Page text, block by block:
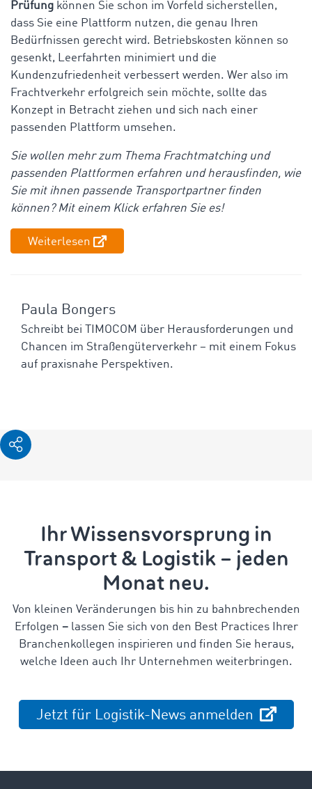
Prüfung können Sie schon im Vorfeld sicherstellen,
dass Sie eine Plattform nutzen, die genau Ihren
Bedürfnissen gerecht wird. Betriebskosten können so
gesenkt, Leerfahrten minimiert und die
Kundenzufriedenheit verbessert werden. Wer also im
Frachtverkehr erfolgreich sein möchte, sollte das
Konzept in Betracht ziehen und sich nach einer
passenden Plattform umsehen.
Sie wollen mehr zum Thema Frachtmatching und
passenden Plattformen erfahren und herausfinden, wie
Sie mit ihnen passende Transportpartner finden
können? Mit einem Klick erfahren Sie es!
Weiterlesen
Paula Bongers
Schreibt bei TIMOCOM über Herausforderungen und
Chancen im Straßengüterverkehr – mit einem Fokus
auf praxisnahe Perspektiven.
Ihr Wissensvorsprung in
Transport & Logistik – jeden
Monat neu.
Von kleinen Veränderungen bis hin zu bahnbrechenden
Erfolgen –lassen Sie sich von den Best Practices Ihrer
Branchenkollegen inspirieren und finden Sie heraus,
welche Ideen auch Ihr Unternehmen weiterbringen.
Jetzt für Logistik-News anmelden